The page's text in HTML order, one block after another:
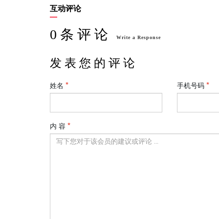
互动评论
0 条 评 论 Write a Response
发 表 您 的 评 论
姓名 手机号码
内 容